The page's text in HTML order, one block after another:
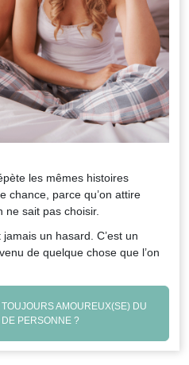
les mêmes histoires
chance, parce qu’on attire
ne sait pas choisir.
un hasard. C’est un
de quelque chose que l’on
AMOUREUX(SE) DU
PERSONNE ?